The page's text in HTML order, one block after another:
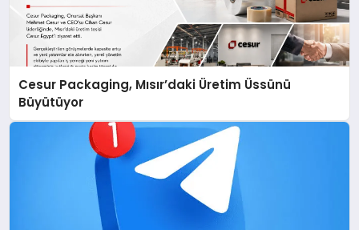
Cesur Packaging, Mısır’daki Üretim Üssünü
Büyütüyor